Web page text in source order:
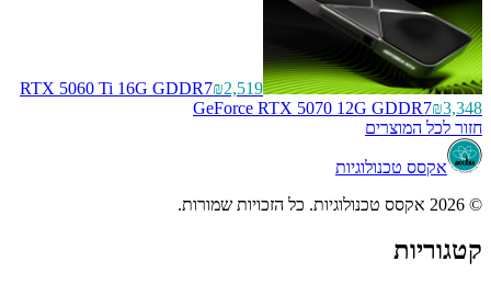
RTX 5060 Ti 16G GDDR7₪2,519
GeForce RTX 5070 12G GDDR7₪3,348
חזור לכל המוצרים
אקסס טכנולוגיות
© 2026 אקסס טכנולוגיות. כל הזכויות שמורות.
קטגוריות